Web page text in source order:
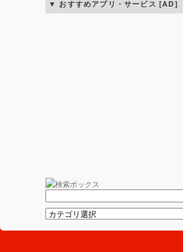
おすすめアプリ・サービス [AD]